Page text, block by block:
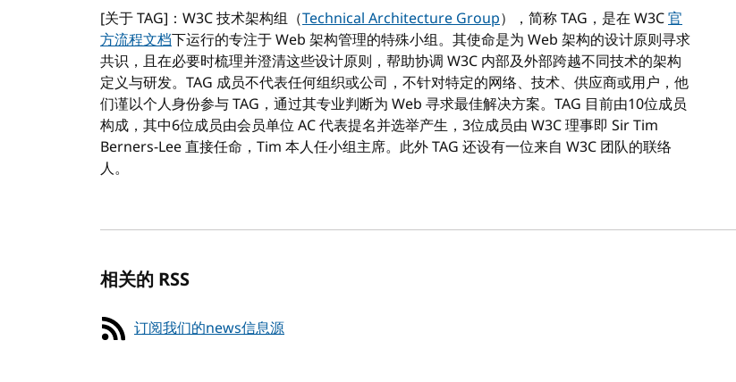
[关于 TAG]：W3C 技术架构组（Technical Architecture Group），简称 TAG，是在 W3C官
方流程文档下运行的专注于 Web 架构管理的特殊小组。其使命是为 Web 架构的设计原则寻求
共识，且在必要时梳理并澄清这些设计原则，帮助协调 W3C 内部及外部跨越不同技术的架构
定义与研发。TAG 成员不代表任何组织或公司，不针对特定的网络、技术、供应商或用户，他
们谨以个人身份参与 TAG，通过其专业判断为 Web 寻求最佳解决方案。TAG 目前由10位成员
构成，其中6位成员由会员单位 AC 代表提名并选举产生，3位成员由 W3C 理事即 Sir Tim
Berners-Lee 直接任命，Tim 本人任小组主席。此外 TAG 还设有一位来自 W3C 团队的联络
人。
相关的 RSS
订阅我们的news信息源